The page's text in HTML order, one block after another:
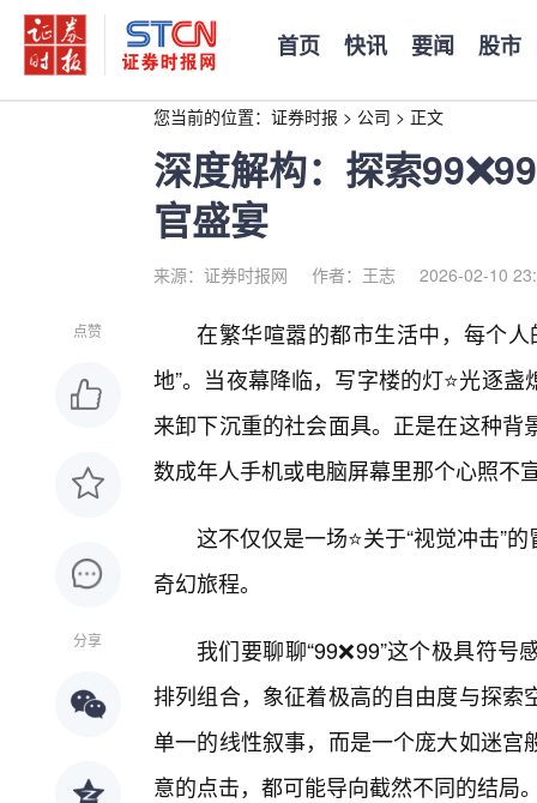
首页 快讯 要闻 股市
您当前的位置： 证券时报 > 公司 > 正文
深度解构：探索
官盛宴
来源：证券时报网 作者：王志 2026-02-10
点赞
分享
在繁华喧嚣的都市生活中，每个
地”。当夜幕降临，写字楼的灯⭐光逐
来卸下沉重的社会面具。正是在这种背
数成年人手机或电脑屏幕里那个心照不
这不仅仅是一场⭐关于“视觉冲击”
奇幻旅程。
我们要聊聊“99❌99”这个极具符
排列组合，象征着极高的自由度与探
单一的线性叙事，而是一个庞大如迷
意的点击，都可能导向截然不同的结局